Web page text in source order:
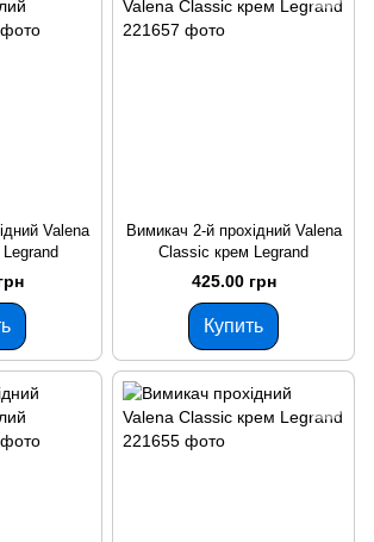
Valena
Вимикач 2-й прохідний Valena
Classic крем Legrand
425.00 грн
Купить